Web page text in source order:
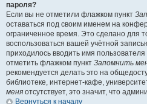
пароля?
Если вы не отметили флажком пункт
оставаться под своим именем на
ограниченное время. Это сделано для
воспользоваться вашей учётной
приходилось вводить имя
отметить флажком пункт Запомнить
рекомендуется делать это на
библиотеке, интернет-кафе,
меня отсутствует, это значит, что
Вернуться к началу